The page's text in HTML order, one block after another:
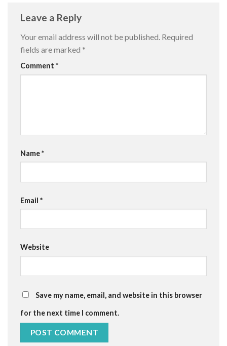
Leave a Reply
Your email address will not be published. Required
fields are marked *
Comment *
Name*
Email *
Website
Save my name, email, and website in this browser
for the next time I comment.